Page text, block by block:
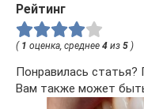
Рейтинг
( 1 оценка, среднее 4 из 5 )
Понравилась
Вам также может